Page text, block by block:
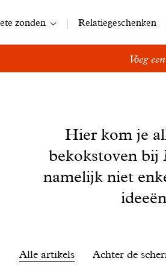
zonden Relatiegeschenken
Voeg
Hier kom je
bekokstoven bij
namelijk niet
Alle artikels Achter de